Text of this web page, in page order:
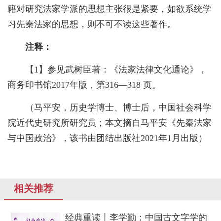
籍对研究法家学派的思想主张很是紧要，如欲系统学
习先秦法家的思想，则不可不读这些著作。
注释：
【 1 】参见武树臣著：《法家法律文化通论》，
商务印书馆2017年版，第316—318 页。
（马平安，历史学博士、博士后，中国社会科学
院近代史研究所研究员；本文摘自马平安《先秦法家
与中国政治》，该书由团结出版社2021年1 月出版）
相关推荐
经典重读丨李学勤：中国古文字学的